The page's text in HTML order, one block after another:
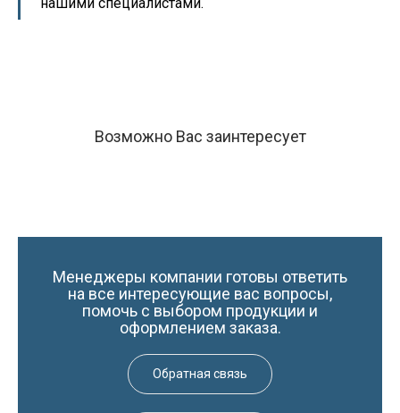
Возможно Вас заинтересует
Менеджеры компании готовы ответить
на все интересующие вас вопросы,
помочь с выбором продукции и
оформлением заказа.
Обратная связь